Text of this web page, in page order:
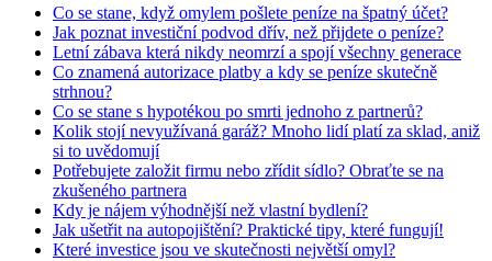
Co se stane, když omylem pošlete peníze na špatný účet?
Jak poznat investiční podvod dřív, než přijdete o peníze?
Letní zábava která nikdy neomrzí a spojí všechny generace
Co znamená autorizace platby a kdy se peníze skutečně
strhnou?
Co se stane s hypotékou po smrti jednoho z partnerů?
Kolik stojí nevyužívaná garáž? Mnoho lidí platí za sklad, aniž
si to uvědomují
Potřebujete založit firmu nebo zřídit sídlo? Obraťte se na
zkušeného partnera
Kdy je nájem výhodnější než vlastní bydlení?
Jak ušetřit na autopojištění? Praktické tipy, které fungují!
Které investice jsou ve skutečnosti největší omyl?